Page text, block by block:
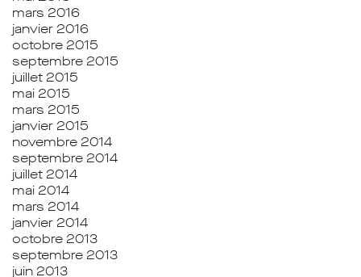
mars 2016
janvier 2016
octobre 2015
septembre 2015
juillet 2015
mai 2015
mars 2015
janvier 2015
novembre 2014
septembre 2014
juillet 2014
mai 2014
mars 2014
janvier 2014
octobre 2013
septembre 2013
juin 2013